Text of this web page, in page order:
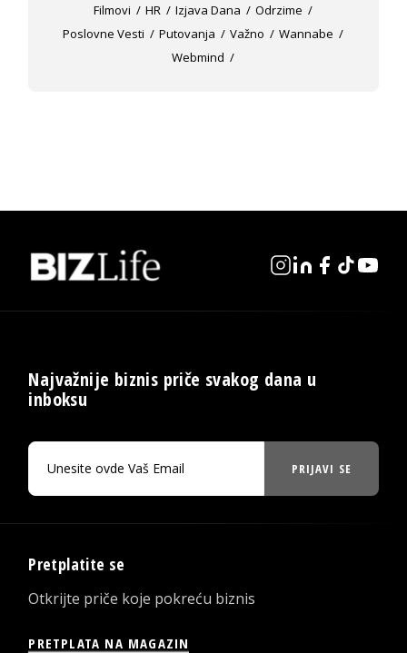
Filmovi
HR Izjava Dana
Odrzime
Poslovne Vesti
Putovanja Važno
Wannabe
Webmind
Najvažnije biznis priče svakog dana u
inboksu
PRIJAVI SE
Pretplatite se
Otkrijte priče koje pokreću biznis
PRETPLATA NA MAGAZIN